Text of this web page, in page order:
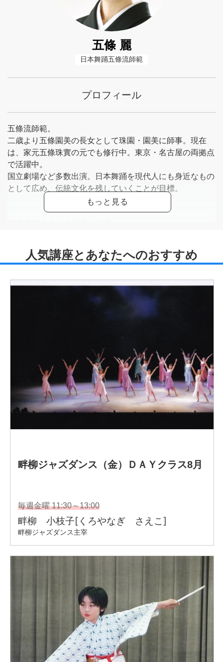
五條 麗
日本舞踊五條流師範
プロフィール
五條流師範。
二歳より五條園美の長女として珠園・園美に師事。現在
は、家元五條珠實の元でも修行中。東京・名古屋の両拠点
で活躍中。
国立劇場など多数出演。日本舞踊を現代人にも身近なもの
として広め、伝統文化を残していくことが目標。
芸能集団 創の会メンバー
元 朝日カルチャー名古屋教室講師